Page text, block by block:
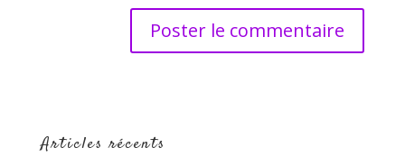
Articles récents